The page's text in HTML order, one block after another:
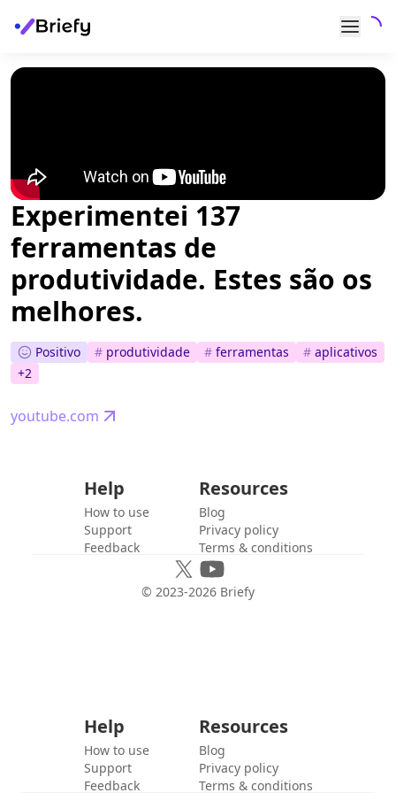
Experimentei 137
ferramentas de
produtividade. Estes são os
melhores.
Positivo # produtividade # ferramentas # aplicativos
+2
youtube.com
Help
How to use
Support
Feedback
Resources
Blog
Privacy policy
Terms & conditions
© 2023-2026 Briefy
Help
How to use
Support
Feedback
Resources
Blog
Privacy policy
Terms & conditions